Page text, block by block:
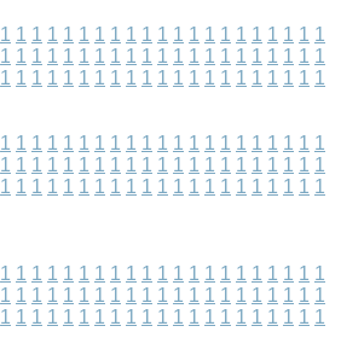
1 1 1 1 1 1 1 1 1 1 1 1 1 1 1 1 1 1 1 1 1
1 1 1 1 1 1 1 1 1 1 1 1 1 1 1 1 1 1 1 1 1
1 1 1 1 1 1 1 1 1 1 1 1 1 1 1 1 1 1 1 1 1
1 1 1 1 1 1 1 1 1 1 1 1 1 1 1 1 1 1 1 1 1
1 1 1 1 1 1 1 1 1 1 1 1 1 1 1 1 1 1 1 1 1
1 1 1 1 1 1 1 1 1 1 1 1 1 1 1 1 1 1 1 1 1
1 1 1 1 1 1 1 1 1 1 1 1 1 1 1 1 1 1 1 1 1
1 1 1 1 1 1 1 1 1 1 1 1 1 1 1 1 1 1 1 1 1
1 1 1 1 1 1 1 1 1 1 1 1 1 1 1 1 1 1 1 1 1